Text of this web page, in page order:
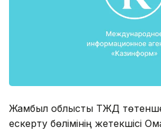
Жамбыл облыстық ТЖД
ескерту бөлімінің жетекшісі